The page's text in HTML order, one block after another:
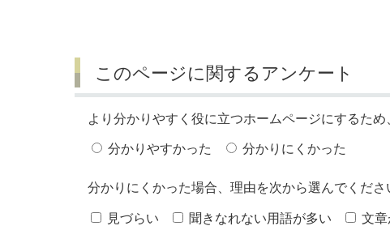
このページに関するアンケート
より分かりやすく役に立つホームページにするた
分かりやすかった 分かりにくかった
分かりにくかった場合、理由を次から選んでくださ
見づらい 聞きなれない用語が多い 文章